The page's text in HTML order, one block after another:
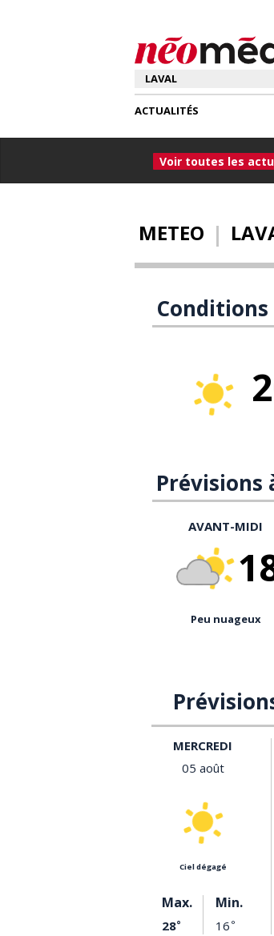
ACTUALITÉS
Voir toutes les
METEO
Conditions
AVANT-MIDI
peu nuageux
MERCREDI
05 août
ciel dégagé
Max.
28°
Min.
16°